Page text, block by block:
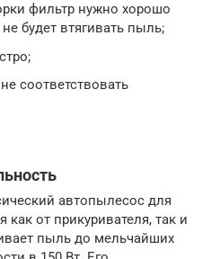
фильтр нужно хорошо
будет втягивать пыль;
соответствовать
автопылесос для
от прикуривателя, так и
пыль до мельчайших